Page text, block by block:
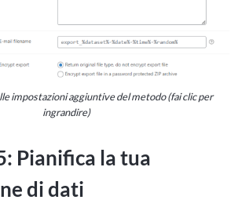
impostazioni aggiuntive del metodo (fai clic per
ingrandire)
Pianifica la tua
di dati